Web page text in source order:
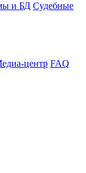
и БД Судебные
центр FAQ